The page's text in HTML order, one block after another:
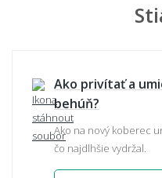
Ako privítať a
behúň?
Ako na nový koberec
čo najdlhšie vydržal.